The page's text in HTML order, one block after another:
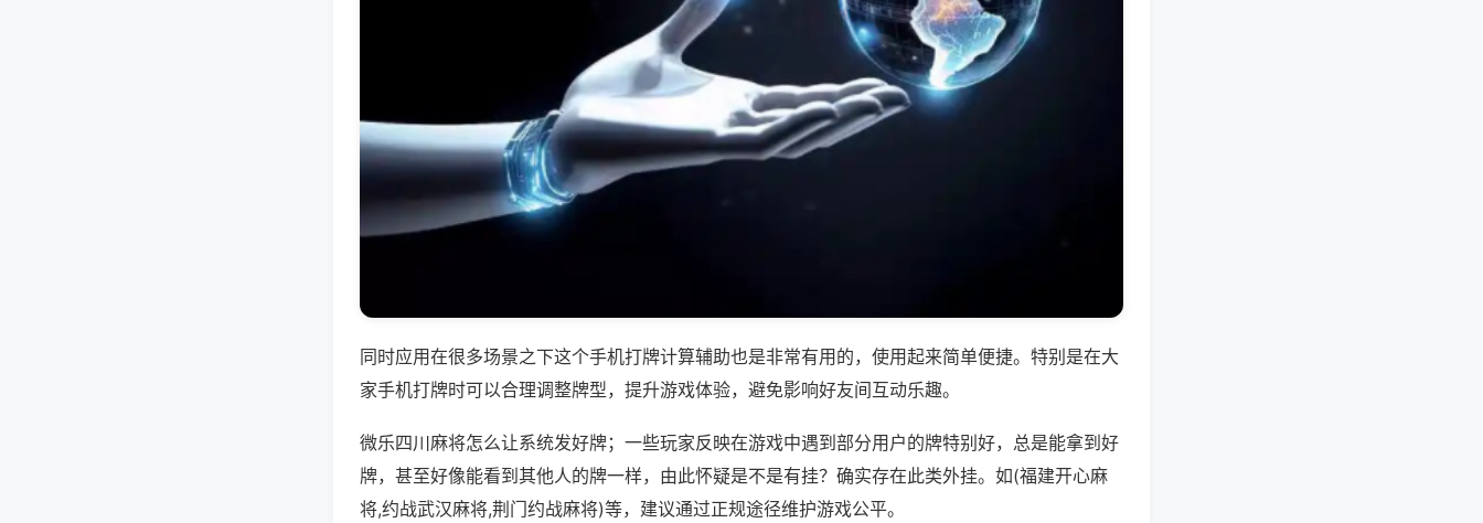
同时应用在很多场景之下这个手机打牌计算辅助也是非常有用的，使用起来简单便捷。特别是在大
家手机打牌时可以合理调整牌型，提升游戏体验，避免影响好友间互动乐趣。
微乐四川麻将怎么让系统发好牌；一些玩家反映在游戏中遇到部分用户的牌特别好，总是能拿到好
牌，甚至好像能看到其他人的牌一样，由此怀疑是不是有挂？确实存在此类外挂。如(福建开心麻
将,约战武汉麻将,荆门约战麻将)等，建议通过正规途径维护游戏公平。